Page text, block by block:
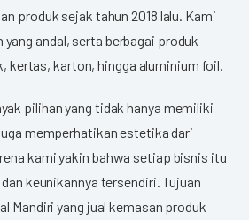
produk sejak tahun 2018 lalu. Kami
andal, serta berbagai produk
kertas, karton, hingga aluminium foil.
pilihan yang tidak hanya memiliki
memperhatikan estetika dari
kami yakin bahwa setiap bisnis itu
keunikannya tersendiri. Tujuan
Mandiri yang jual kemasan produk